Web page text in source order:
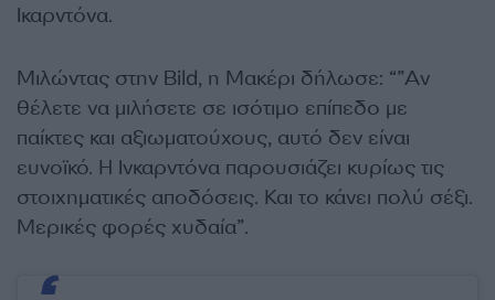
Ικαρντόνα.
Μιλώντας στην Bild, η Μακέρι δήλωσε: “”Αν
θέλετε να μιλήσετε σε ισότιμο επίπεδο με
παίκτες και αξιωματούχους, αυτό δεν είναι
ευνοϊκό. Η Ινκαρντόνα παρουσιάζει κυρίως τις
στοιχηματικές αποδόσεις. Και το κάνει πολύ σέξι.
Μερικές φορές χυδαία”.